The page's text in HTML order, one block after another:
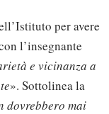
per avere
l’insegnante
e vicinanza a
». Sottolinea la
dovrebbero mai